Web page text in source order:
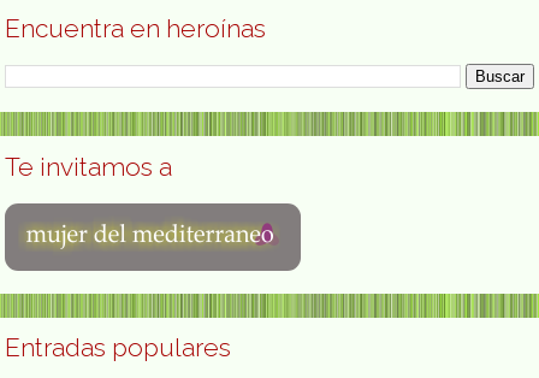
Encuentra en heroínas
Te invitamos a
Entradas populares